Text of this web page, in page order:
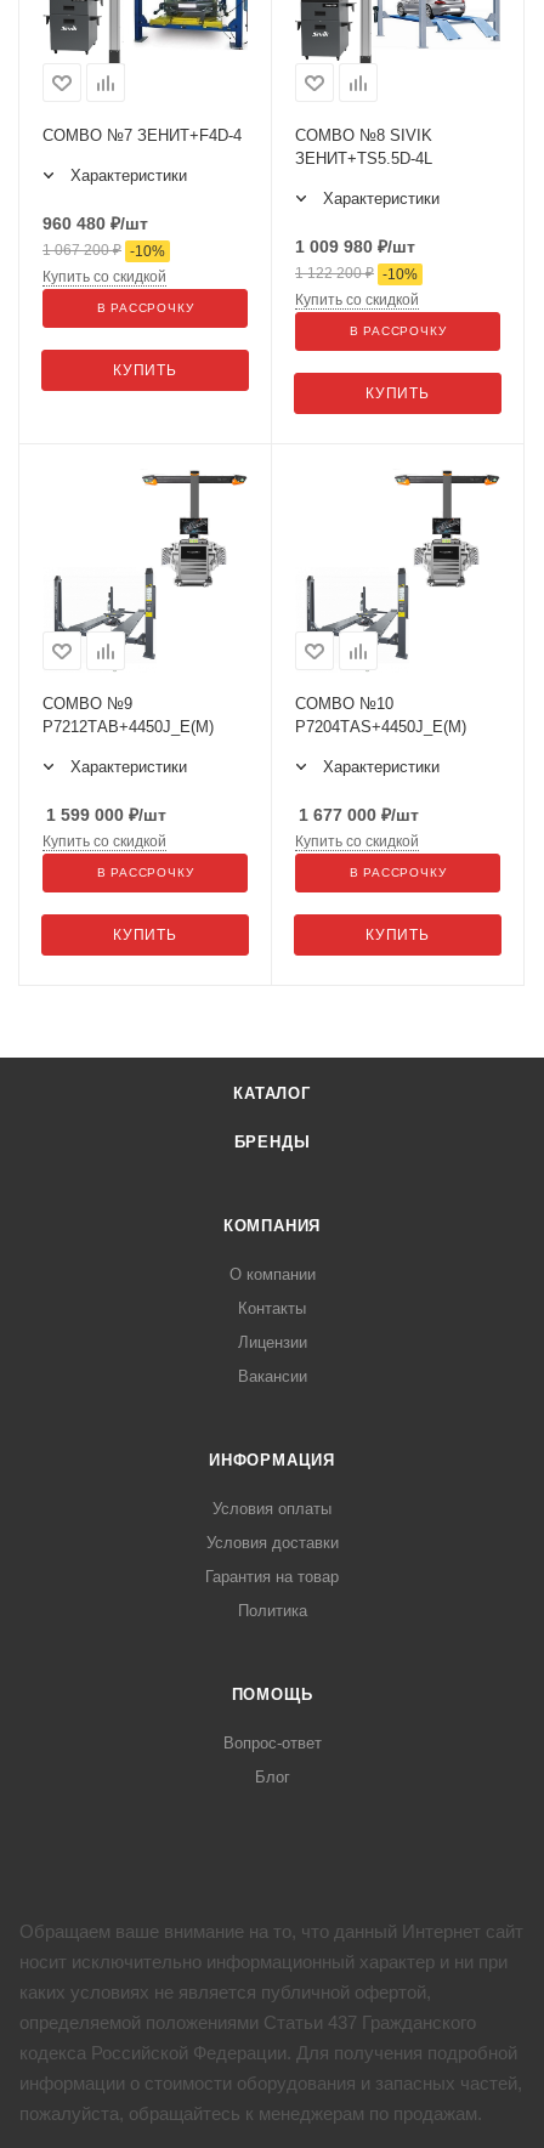
COMBO №7 ЗЕНИТ+F4D-4
Характеристики
960 480 ₽/шт
1 067 200₽ -10%
КУПИТЬ
Купить со скидкой
В РАССРОЧКУ
COMBO №8 SIVIK
ЗЕНИТ+TS5.5D-4L
Характеристики
1 009 980 ₽/шт
1 122 200₽ -10%
КУПИТЬ
Купить со скидкой
В РАССРОЧКУ
COMBO №9
P7212ТАВ+4450J_E(M)
Характеристики
1 599 000 ₽/шт
КУПИТЬ
Купить со скидкой
В РАССРОЧКУ
COMBO №10
P7204TАS+4450J_E(M)
Характеристики
1 677 000 ₽/шт
КУПИТЬ
Купить со скидкой
В РАССРОЧКУ
КАТАЛОГ
БРЕНДЫ
КОМПАНИЯ
О компании
Контакты
Лицензии
Вакансии
ИНФОРМАЦИЯ
Условия оплаты
Условия доставки
Гарантия на товар
Политика
ПОМОЩЬ
Вопрос-ответ
Блог
Обращаем ваше внимание на то, что данный Интернет сайт
носит исключительно информационный характер и ни при
каких условиях не является публичной офертой,
определяемой положениями Статьи 437 Гражданского
кодекса Российской Федерации. Для получения подробной
информации о стоимости оборудования и запасных частей,
пожалуйста, обращайтесь к менеджерам по продажам.